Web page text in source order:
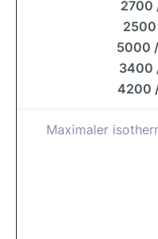
2700
5000
3400
4200
Maximaler